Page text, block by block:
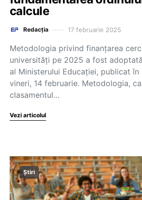
calcule
Redacția 17 februarie 2025
Metodologia privind finanțarea
universități pe 2025 a fost
al Ministerului Educației, publicat
vineri, 14 februarie. Metodologia,
clasamentul…
Vezi articolul
Știri